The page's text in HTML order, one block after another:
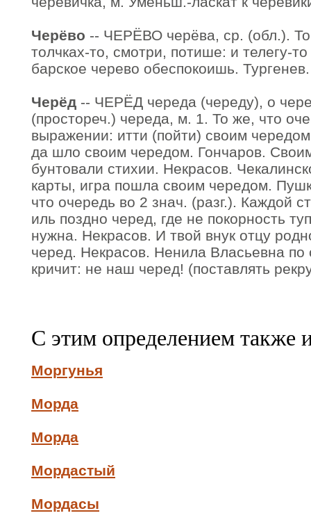
Черёво -- ЧЕРЁВО черёва, ср. (обл.).
толчках-то, смотри, потише: и телегу-
барское черево обеспокоишь. Тургенев.
Черёд -- ЧЕРЁД череда (череду), о
(простореч.) череда, м. 1. То же, что
выражении: итти (пойти) своим
да шло своим чередом. Гончаров.
бунтовали стихии. Некрасов.
карты, игра пошла своим чередом.
что очередь во 2 знач. (разг.). Каждой
иль поздно черед, где не покорность
нужна. Некрасов. И твой внук отцу
черед. Некрасов. Ненила Власьевна по
кричит: не наш черед! (поставлять
С этим определением также
Моргунья
Морда
Морда
Мордастый
Мордасы